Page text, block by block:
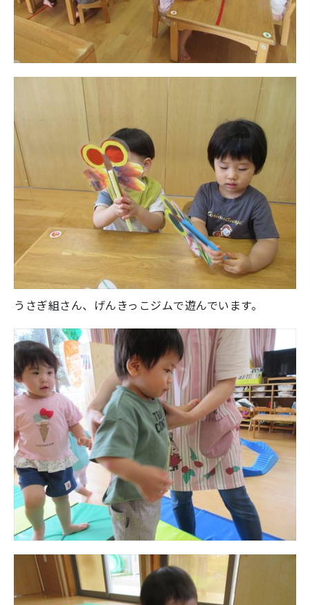
うさぎ組さん、げんきっこジムで遊んでいます。